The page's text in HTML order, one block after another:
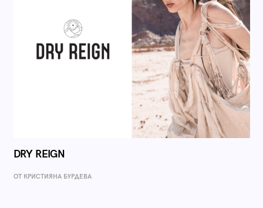
DRY REIGN
ОТ КРИСТИЯНА БУРДЕВА